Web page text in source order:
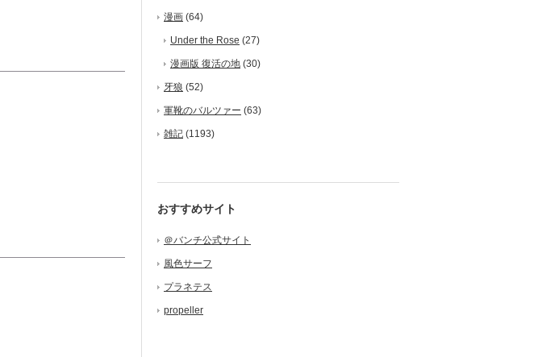
漫画 (64)
Under the Rose (27)
漫画版 復活の地 (30)
牙狼 (52)
軍靴のバルツァー (63)
雑記 (1193)
おすすめサイト
＠バンチ公式サイト
風色サーフ
プラネテス
propeller